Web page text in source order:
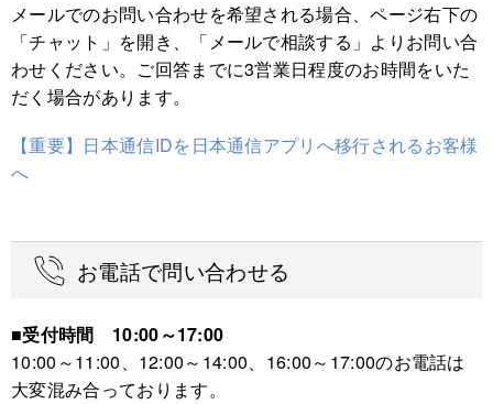
2）表示されたQRコードを日本通信アプリで読み取りま
す。アプリのホーム→「その他」→「他の端末でログイン
する（QRコード表示）」をタップし、QRコードを読み込
むと、マイページにログインできます。
メールでのお問い合わせを希望される場合、ページ右下の
「チャット」を開き、「メールで相談する」よりお問い合
わせください。ご回答までに3営業日程度のお時間をいた
だく場合があります。
【重要】日本通信IDを日本通信アプリへ移行されるお客様
へ
お電話で問い合わせる
■受付時間 10:00～17:00
10:00～11:00、12:00～14:00、16:00～17:00のお電話は
大変混み合っております。